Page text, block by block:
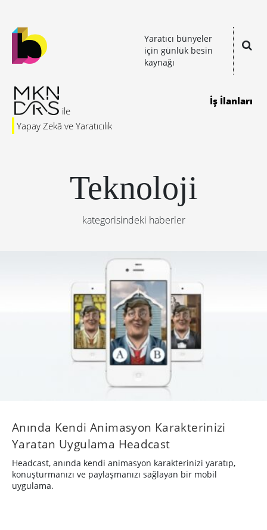
Yaratıcı bünyeler
için günlük besin
kaynağı
Yapay Zekâ ve Yaratıcılık
İş İlanları
Teknoloji
kategorisindeki haberler
Anında Kendi Animasyon Karakterinizi
Yaratan Uygulama Headcast
Headcast, anında kendi animasyon karakterinizi yaratıp,
konuşturmanızı ve paylaşmanızı sağlayan bir mobil
uygulama.